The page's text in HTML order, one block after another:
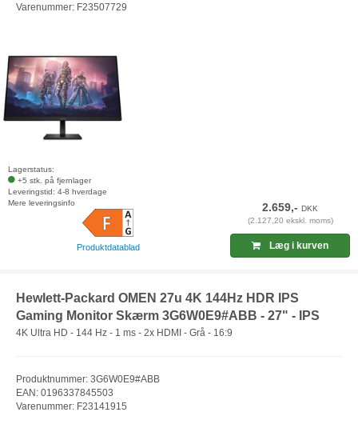
Varenummer: F23507729
Lagerstatus:
+5 stk. på fjernlager
Leveringstid: 4-8 hverdage
Mere leveringsinfo
Produktdatablad
2.659,-DKK
(2.127,20 ekskl. moms)
Læg i kurven
Hewlett-Packard OMEN 27u 4K 144Hz HDR IPS
Gaming Monitor Skærm 3G6W0E9#ABB - 27" - IPS
4K Ultra HD - 144 Hz - 1 ms - 2x HDMI - Grå - 16:9
Produktnummer: 3G6W0E9#ABB
EAN: 0196337845503
Varenummer: F23141915